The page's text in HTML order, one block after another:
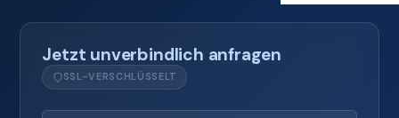
Jetzt unverbindlich anfragen
SSL-VERSCHLÜSSELT